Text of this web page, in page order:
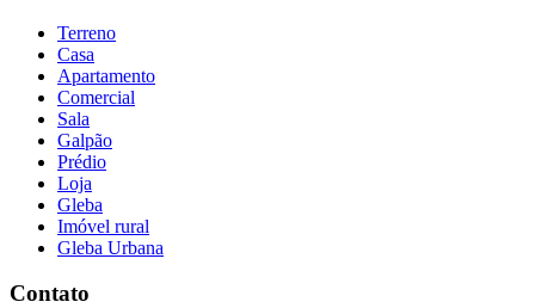
Terreno
Casa
Apartamento
Comercial
Sala
Galpão
Prédio
Loja
Gleba
Imóvel rural
Gleba Urbana
Contato